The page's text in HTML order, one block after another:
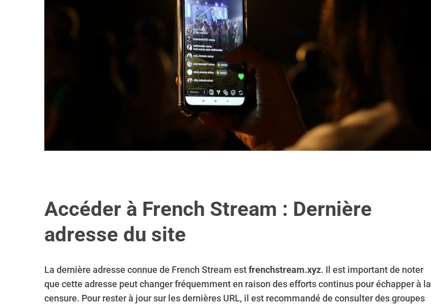
Accéder à French Stream : Dernière
adresse du site
La dernière adresse connue de French Stream estfrenchstream.xyz. Il est important de noter
que cette adresse peut changer fréquemment en raison des efforts continus pour échapper à la
censure. Pour rester à jour sur les dernières URL, il est recommandé de consulter des groupes